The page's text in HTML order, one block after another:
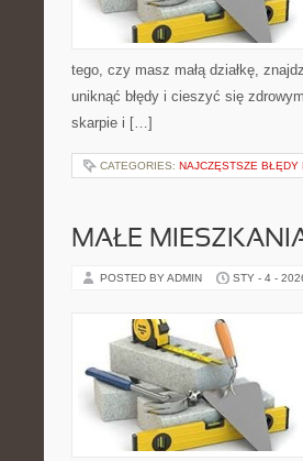
tego, czy masz małą działkę,
uniknąć błędy i cieszyć się
skarpie i […]
CATEGORIES: NAJCZĘSTSZE BŁĘDY
MAŁE
POSTED BY ADMIN STY - 4 -